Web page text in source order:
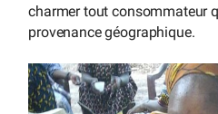
charmer tout consommateur
provenance géographique.